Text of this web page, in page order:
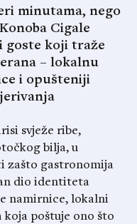
minutama, nego
Cigale
goste koji traže
– lokalnu
i opušteniji
svježe ribe,
bilja, u
zašto gastronomija
dio identiteta
namirnice, lokalni
poštuje ono što